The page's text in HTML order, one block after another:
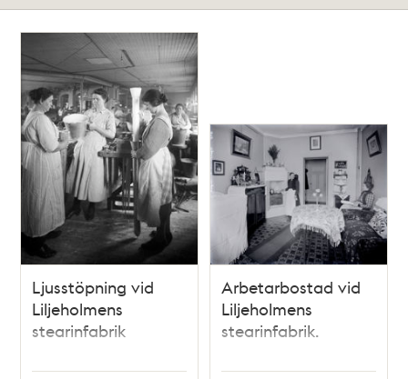
Ljusstöpning vid
Liljeholmens
stearinfabrik
Arbetarbostad vid
Liljeholmens
stearinfabrik.